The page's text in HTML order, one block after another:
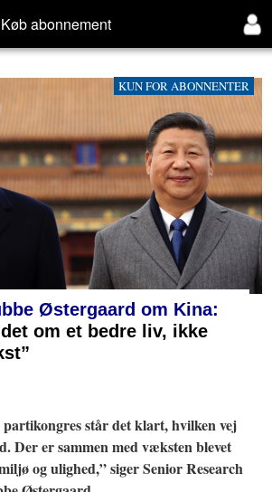
Køb abonnement
KUN FOR ABONNENTER
Østergaard om Kina:
om et bedre liv, ikke
partikongres står det klart, hvilken vej
Der er sammen med væksten blevet
og ulighed,” siger Senior Research